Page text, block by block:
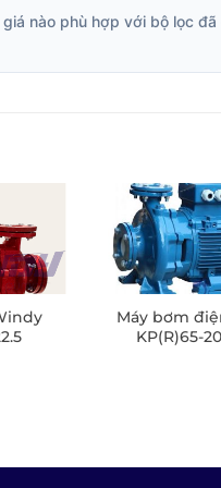
nào phù hợp với bộ lọc đã
Máy bơm
KP(R)65-